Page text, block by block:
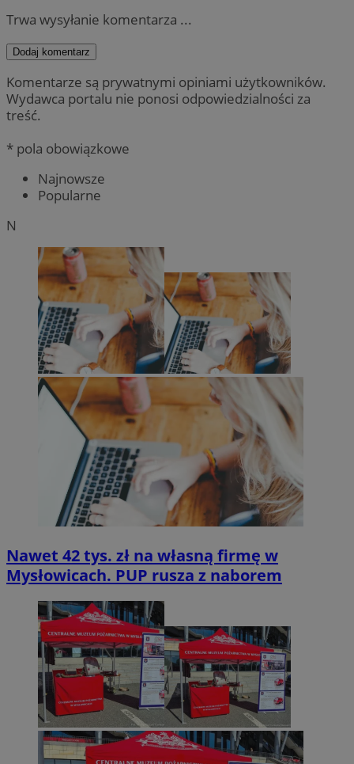
Trwa wysyłanie komentarza ...
Dodaj komentarz
Komentarze są prywatnymi opiniami użytkowników.
Wydawca portalu nie ponosi odpowiedzialności za
treść.
* pola obowiązkowe
Najnowsze
Popularne
N
Nawet 42 tys. zł na własną firmę w
Mysłowicach. PUP rusza z naborem